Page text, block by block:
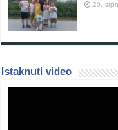
20.
Istaknuti video